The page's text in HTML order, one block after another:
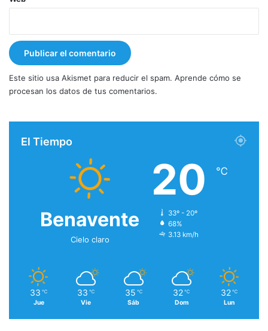
Este sitio usa Akismet para reducir el spam. Aprende cómo se
procesan los datos de tus comentarios.
El Tiempo
Benavente
Cielo claro
20 ℃
33º - 20º
68%
3.13 km/h
33 ℃
Jue
33 ℃
Vie
35 ℃
Sáb
32 ℃
Dom
32 ℃
Lun